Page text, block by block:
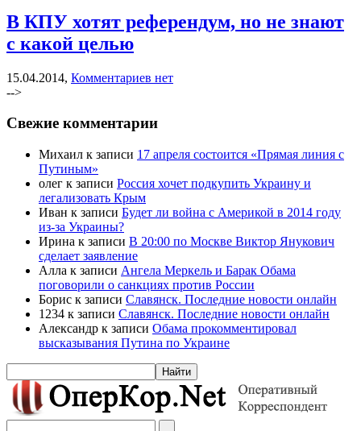
В КПУ хотят референдум, но не знают
с какой целью
15.04.2014, Комментариев нет
-->
Свежие комментарии
Михаил к записи 17 апреля состоится «Прямая линия с
Путиным»
олег к записи Россия хочет подкупить Украину и
легализовать Крым
Иван к записи Будет ли война с Америкой в 2014 году
из-за Украины?
Ирина к записи В 20:00 по Москве Виктор Янукович
сделает заявление
Алла к записи Ангела Меркель и Барак Обама
поговорили о санкциях против России
Борис к записи Славянск. Последние новости онлайн
1234 к записи Славянск. Последние новости онлайн
Александр к записи Обама прокомментировал
высказывания Путина по Украине